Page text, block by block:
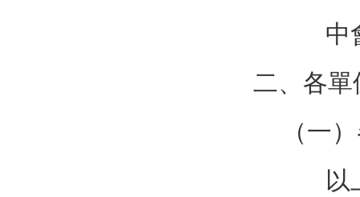
中
二、各
（一
以